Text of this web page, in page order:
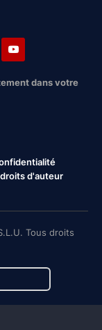
dans votre
d'auteur
Tous droits